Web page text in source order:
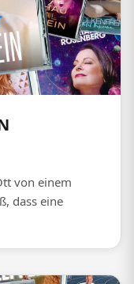
von einem
dass eine